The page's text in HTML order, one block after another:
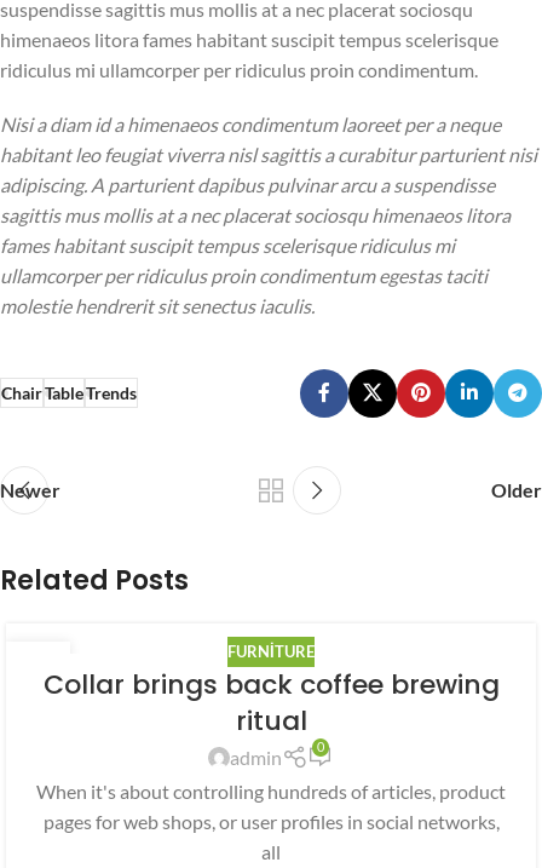
suspendisse sagittis mus mollis at a nec placerat sociosqu
himenaeos litora fames habitant suscipit tempus scelerisque
ridiculus mi ullamcorper per ridiculus proin condimentum.
Nisi a diam id a himenaeos condimentum laoreet per a neque
habitant leo feugiat viverra nisl sagittis a curabitur parturient nisi
adipiscing. A parturient dapibus pulvinar arcu a suspendisse
sagittis mus mollis at a nec placerat sociosqu himenaeos litora
fames habitant suscipit tempus scelerisque ridiculus mi
ullamcorper per ridiculus proin condimentum egestas taciti
molestie hendrerit sit senectus iaculis.
ChairTableTrends
Newer Older
Related Posts
AĞU
FURNITURE
Collar brings back coffee brewing
ritual
admin 0
When it's about controlling hundreds of articles, product
pages for web shops, or user profiles in social networks,
all